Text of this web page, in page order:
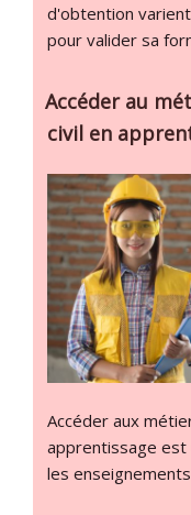
d'obtention
pour valider sa
Accéder au
civil en
Accéder aux
apprentissage est
les